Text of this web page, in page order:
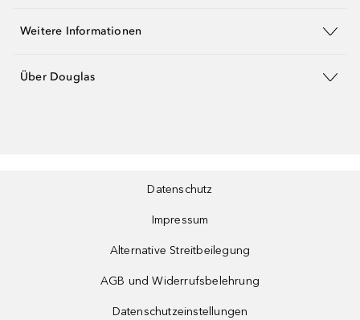
Weitere Informationen
Über Douglas
Datenschutz
Impressum
Alternative Streitbeilegung
AGB und Widerrufsbelehrung
Datenschutzeinstellungen